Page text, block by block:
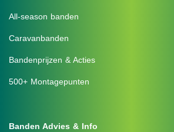
All-season banden
Caravanbanden
Bandenprijzen & Acties
500+ Montagepunten
Banden Advies & Info